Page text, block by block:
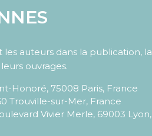
auteurs dans la publication, la
ouvrages.
Honoré, 75008 Paris, France
Trouville-sur-Mer, France
Vivier Merle, 69003 Lyon,